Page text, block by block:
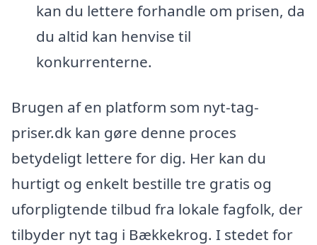
kan du lettere forhandle om prisen, da
du altid kan henvise til
konkurrenterne.
Brugen af en platform som nyt-tag-
priser.dk kan gøre denne proces
betydeligt lettere for dig. Her kan du
hurtigt og enkelt bestille tre gratis og
uforpligtende tilbud fra lokale fagfolk, der
tilbyder nyt tag i Bækkekrog. I stedet for